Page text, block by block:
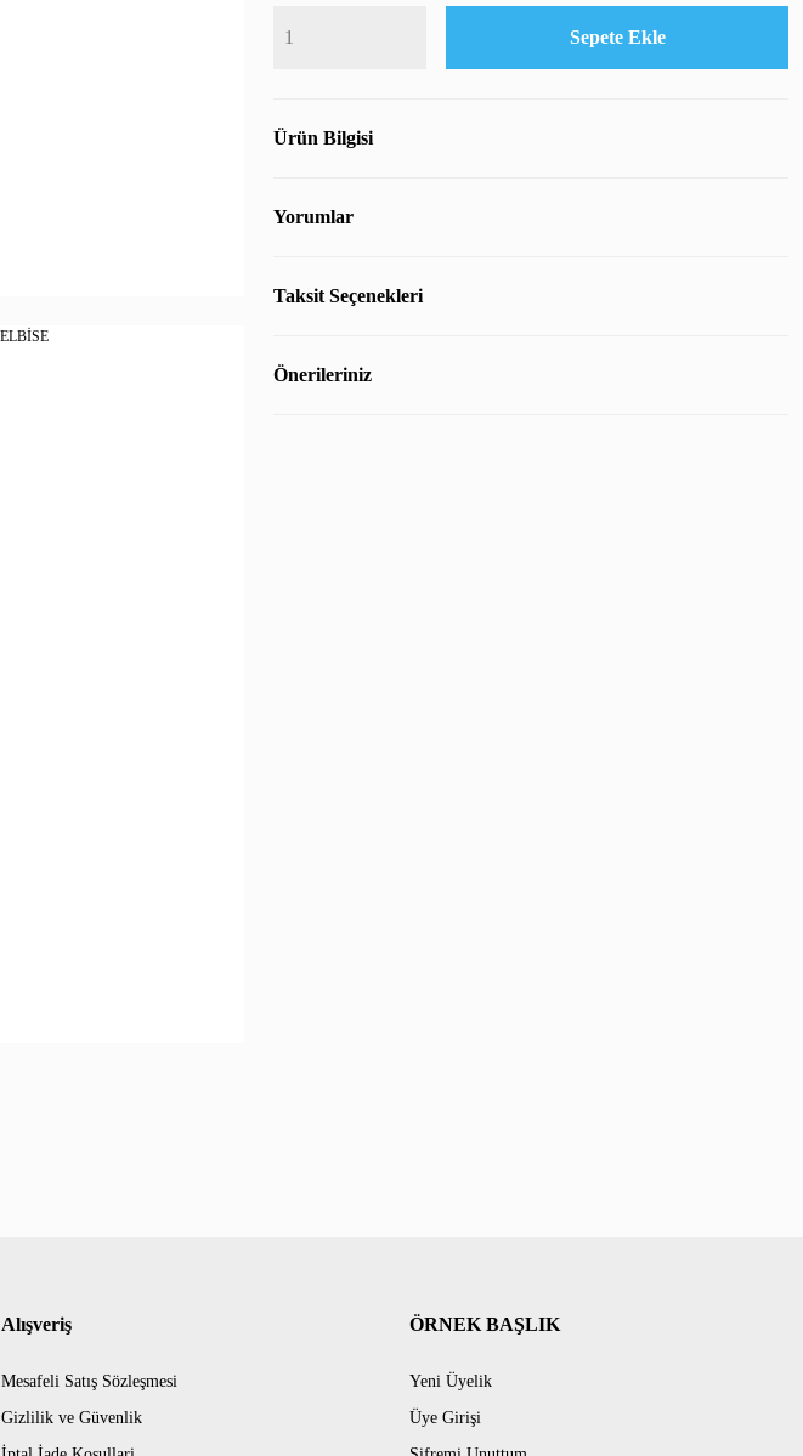
Sepete Ekle
Ürün Bilgisi
Yorumlar
Taksit Seçenekleri
Önerileriniz
Alışveriş
Mesafeli Satış Sözleşmesi
Gizlilik ve Güvenlik
ÖRNEK BAŞLIK
Yeni Üyelik
Üye Girişi